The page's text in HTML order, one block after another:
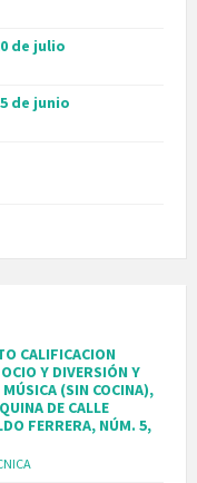
de julio
de junio
CALIFICACION
Y DIVERSIÓN Y
(SIN COCINA),
DE CALLE
FERRERA, NÚM. 5,